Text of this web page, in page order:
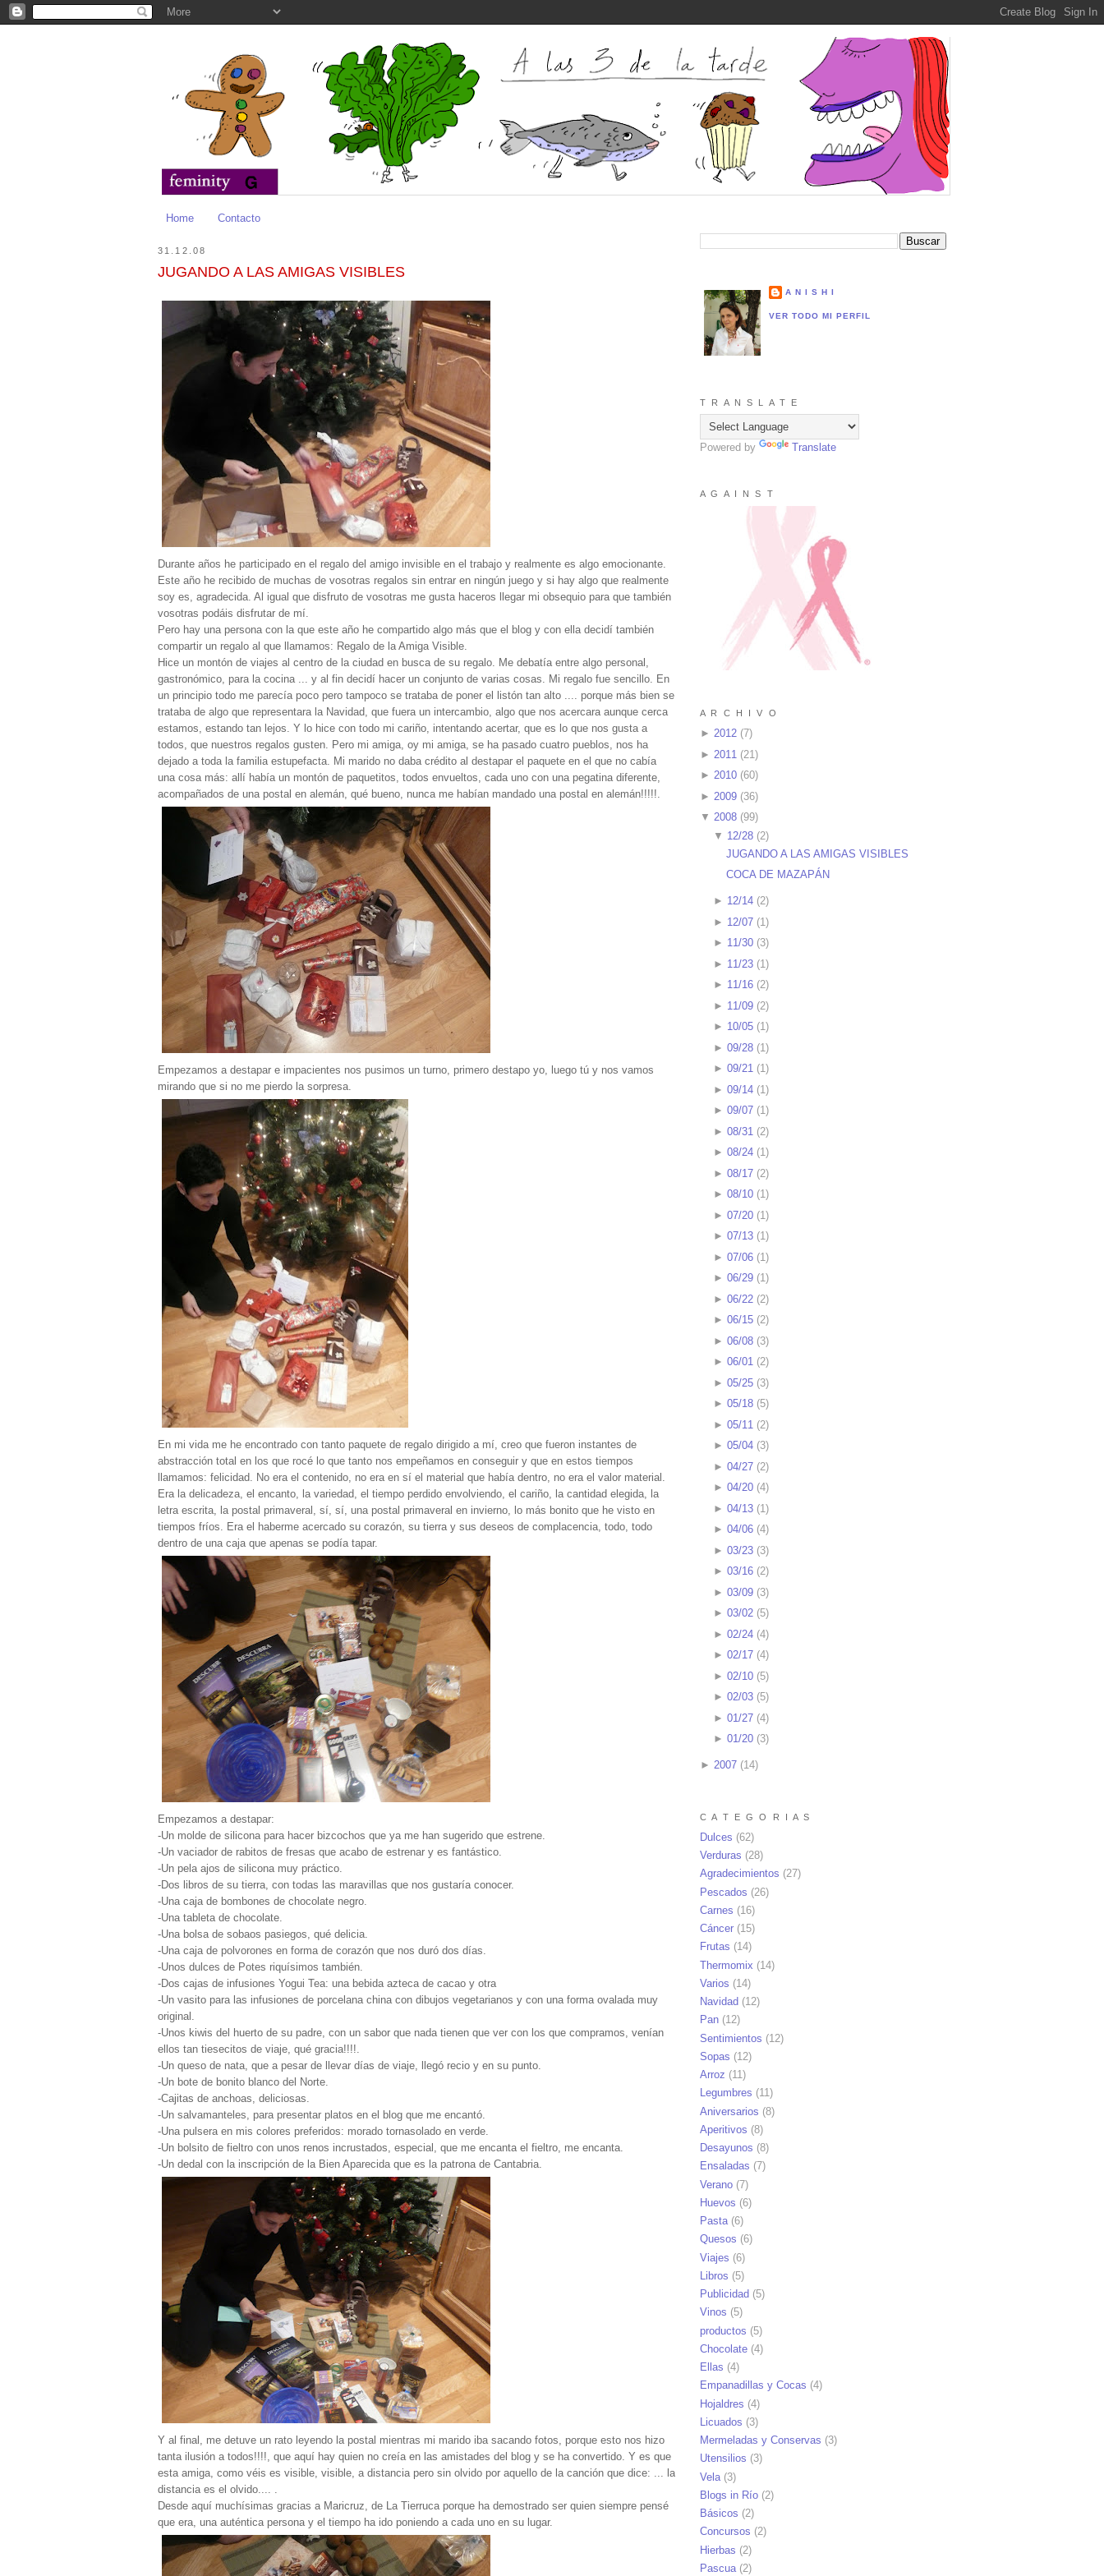
Home Contacto
31.12.08
JUGANDO A LAS AMIGAS VISIBLES
Durante años he participado en el regalo del amigo invisible en el trabajo y realmente es algo emocionante.
Este año he recibido de muchas de vosotras regalos sin entrar en ningún juego y si hay algo que realmente
soy es, agradecida. Al igual que disfruto de vosotras me gusta haceros llegar mi obsequio para que también
vosotras podáis disfrutar de mí.
Pero hay una persona con la que este año he compartido algo más que el blog y con ella decidí también
compartir un regalo al que llamamos: Regalo de la Amiga Visible.
Hice un montón de viajes al centro de la ciudad en busca de su regalo. Me debatía entre algo personal,
gastronómico, para la cocina ... y al fin decidí hacer un conjunto de varias cosas. Mi regalo fue sencillo. En
un principio todo me parecía poco pero tampoco se trataba de poner el listón tan alto .... porque más bien se
trataba de algo que representara la Navidad, que fuera un intercambio, algo que nos acercara aunque cerca
estamos, estando tan lejos. Y lo hice con todo mi cariño, intentando acertar, que es lo que nos gusta a
todos, que nuestros regalos gusten. Pero mi amiga, oy mi amiga, se ha pasado cuatro pueblos, nos ha
dejado a toda la familia estupefacta. Mi marido no daba crédito al destapar el paquete en el que no cabía
una cosa más: allí había un montón de paquetitos, todos envueltos, cada uno con una pegatina diferente,
acompañados de una postal en alemán, qué bueno, nunca me habían mandado una postal en alemán!!!!!.
Empezamos a destapar e impacientes nos pusimos un turno, primero destapo yo, luego tú y nos vamos
mirando que si no me pierdo la sorpresa.
En mi vida me he encontrado con tanto paquete de regalo dirigido a mí, creo que fueron instantes de
abstracción total en los que rocé lo que tanto nos empeñamos en conseguir y que en estos tiempos
llamamos: felicidad. No era el contenido, no era en sí el material que había dentro, no era el valor material.
Era la delicadeza, el encanto, la variedad, el tiempo perdido envolviendo, el cariño, la cantidad elegida, la
letra escrita, la postal primaveral, sí, sí, una postal primaveral en invierno, lo más bonito que he visto en
tiempos fríos. Era el haberme acercado su corazón, su tierra y sus deseos de complacencia, todo, todo
dentro de una caja que apenas se podía tapar.
Empezamos a destapar:
-Un molde de silicona para hacer bizcochos que ya me han sugerido que estrene.
-Un vaciador de rabitos de fresas que acabo de estrenar y es fantástico.
-Un pela ajos de silicona muy práctico.
-Dos libros de su tierra, con todas las maravillas que nos gustaría conocer.
-Una caja de bombones de chocolate negro.
-Una tableta de chocolate.
-Una bolsa de sobaos pasiegos, qué delicia.
-Una caja de polvorones en forma de corazón que nos duró dos días.
-Unos dulces de Potes riquísimos también.
-Dos cajas de infusiones Yogui Tea: una bebida azteca de cacao y otra
-Un vasito para las infusiones de porcelana china con dibujos vegetarianos y con una forma ovalada muy
original.
-Unos kiwis del huerto de su padre, con un sabor que nada tienen que ver con los que compramos, venían
ellos tan tiesecitos de viaje, qué gracia!!!!.
-Un queso de nata, que a pesar de llevar días de viaje, llegó recio y en su punto.
-Un bote de bonito blanco del Norte.
-Cajitas de anchoas, deliciosas.
-Un salvamanteles, para presentar platos en el blog que me encantó.
-Una pulsera en mis colores preferidos: morado tornasolado en verde.
-Un bolsito de fieltro con unos renos incrustados, especial, que me encanta el fieltro, me encanta.
-Un dedal con la inscripción de la Bien Aparecida que es la patrona de Cantabria.
Y al final, me detuve un rato leyendo la postal mientras mi marido iba sacando fotos, porque esto nos hizo
tanta ilusión a todos!!!!, que aquí hay quien no creía en las amistades del blog y se ha convertido. Y es que
esta amiga, como véis es visible, visible, a distancia pero sin olvido por aquello de la canción que dice: ... la
distancia es el olvido.... .
Desde aquí muchísimas gracias a Maricruz, de La Tierruca porque ha demostrado ser quien siempre pensé
que era, una auténtica persona y el tiempo ha ido poniendo a cada uno en su lugar.
A N I S H I
VER TODO MI PERFIL
T R A N S L A T E
Powered by Translate
A G A I N S T
A R C H I V O
► 2012 (7)
► 2011 (21 )
► 2010 (60)
► 2009 (36)
▼ 2008 (99)
▼ 12/28(2)
JUGANDO A LAS AMIGAS VISIBLES
COCA DE MAZAPÁN
► 12/14(2)
► 12/07(1 )
► 11/30(3)
► 11/23(1 )
► 11/16(2)
► 11/09(2)
► 10/05(1)
► 09/28(1 )
► 09/21(1)
► 09/14(1 )
► 09/07(1)
► 08/31 (2)
► 08/24(1)
► 08/17(2)
► 08/10(1)
► 07/20(1 )
► 07/13(1)
► 07/06(1 )
► 06/29(1)
► 06/22(2)
► 06/15(2)
► 06/08(3)
► 06/01(2)
► 05/25(3)
► 05/18(5)
► 05/11 (2)
► 05/04(3)
► 04/27(2)
► 04/20(4)
► 04/13(1 )
► 04/06(4)
► 03/23(3)
► 03/16(2)
► 03/09(3)
► 03/02(5)
► 02/24(4)
► 02/17(4)
► 02/10(5)
► 02/03(5)
► 01/27(4)
► 01/20(3)
► 2007 (14)
C A T E G O R I A S
Dulces (62)
Verduras (28)
Agradecimientos (27)
Pescados (26)
Carnes (16)
Cáncer (15)
Frutas (14)
Thermomix (14)
Varios (14)
Navidad (12)
Pan (12)
Sentimientos (12)
Sopas (12)
Arroz (11)
Legumbres (11)
Aniversarios (8)
Aperitivos (8)
Desayunos (8)
Ensaladas (7)
Verano (7)
Huevos (6)
Pasta(6)
Quesos (6)
Viajes (6)
Libros (5)
Publicidad (5)
Vinos (5)
productos (5)
Chocolate (4)
Ellas (4)
Empanadillas y Cocas (4)
Hojaldres (4)
Licuados (3)
Mermeladas y Conservas (3)
Utensilios (3)
Vela (3)
Blogs in Río (2)
Básicos (2)
Concursos (2)
Hierbas (2)
Pascua (2)